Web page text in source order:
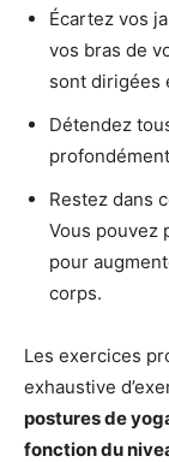
Écartez vos
vos bras de
sont dirigées
Détendez
Restez dans
Vous pouvez
pour
corps.
Les exercices
exhaustive
postures de
fonction du